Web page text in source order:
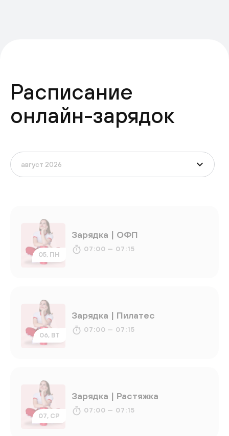
Расписание
онлайн-зарядок
05, ПН
Зарядка | ОФП
07:00 — 07:15
06, ВТ
Зарядка | Пилатес
07:00 — 07:15
07, СР
Зарядка | Растяжка
07:00 — 07:15